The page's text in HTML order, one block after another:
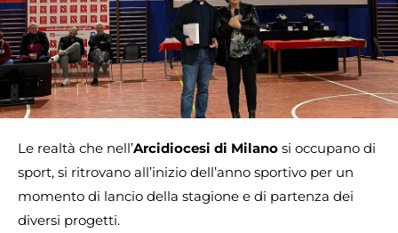
Le realtà che nell’Arcidiocesi di Milano si occupano di
sport, si ritrovano all’inizio dell’anno sportivo per un
momento di lancio della stagione e di partenza dei
diversi progetti.